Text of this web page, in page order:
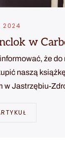
2024
w
że
naszą książkę
w Jastrzębiu-